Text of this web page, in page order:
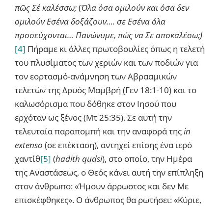
πῶς Σέ καλέσσω;(Όλα όσα ομιλούν και όσα δεν
ομιλούν Εσένα δοξάζουν…. σε Εσένα όλα
προσεύχονται… Πανώνυμε, πώς να Σε αποκαλέσω;)
[4] Πήραμε κι άλλες πρωτοβουλίες όπως η τελετή
του πλυσίματος των χεριών και των ποδιών για
τον εορτασμό-ανάμνηση των Αβρααμικών
τελετών της Δρυός Μαμβρή (Γεν 18:1-10) και το
καλωσόρισμα που δόθηκε στον Ιησού που
ερχόταν ως ξένος (Μτ 25:35). Σε αυτή την
τελευταία παραπομπή και την αναφορά τηςin
extenso (σε επέκταση), αντηχεί επίσης ένα ιερό
χαντίθ[5] (hadith qudsi), στο οποίο, την Ημέρα
της Αναστάσεως, ο Θεός κάνει αυτή την επίπληξη
στον άνθρωπο: «Ήμουν άρρωστος και δεν Με
επισκέφθηκες». Ο άνθρωπος θα ρωτήσει: «Κύριε,